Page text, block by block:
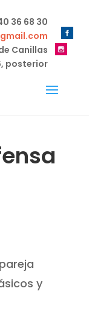
36 68 30
Canillas
posterior
y